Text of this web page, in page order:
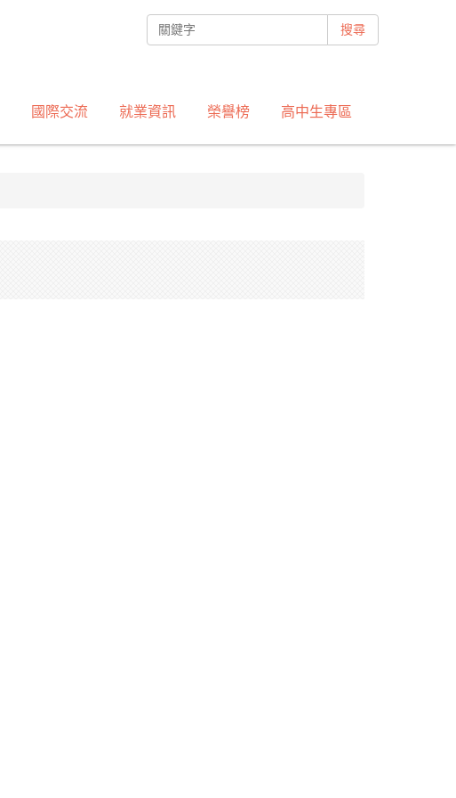
搜尋
國際交流 就業資訊 榮譽榜 高中生專區